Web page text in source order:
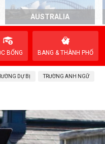
AUSTRALIA
BỔNG BANG & THÀNH PHỐ
DỰ BỊ TRƯỜNG ANH NGỮ